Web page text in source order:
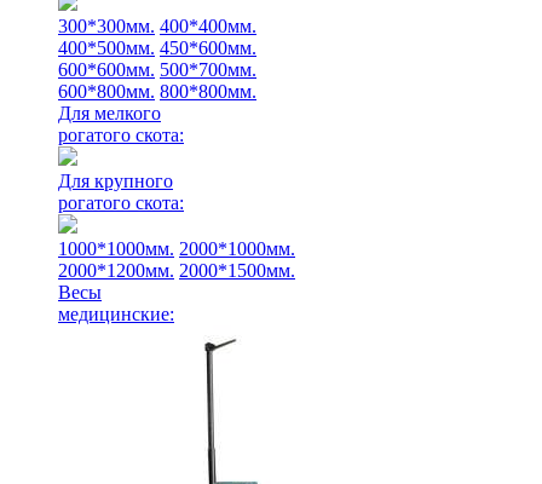
300*300мм. 400*400мм.
400*500мм. 450*600мм.
600*600мм. 500*700мм.
600*800мм. 800*800мм.
Для мелкого
рогатого скота:
Для крупного
рогатого скота:
1000*1000мм. 2000*1000мм.
2000*1200мм. 2000*1500мм.
Весы
медицинские: